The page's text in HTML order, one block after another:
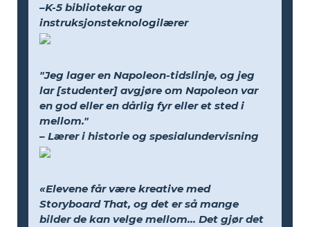
–K-5 bibliotekar og
instruksjonsteknologilærer
"Jeg lager en Napoleon-tidslinje, og jeg
lar [studenter] avgjøre om Napoleon var
en god eller en dårlig fyr eller et sted i
mellom."
– Lærer i historie og spesialundervisning
«Elevene får være kreative med
Storyboard That, og det er så mange
bilder de kan velge mellom... Det gjør det